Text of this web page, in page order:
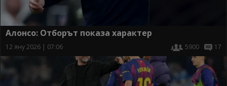
Алонсо: Отборът показа характер
12 яну 2026 | 07:06 5900 17